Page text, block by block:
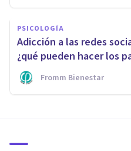
PSICOLOGÍA
Adicción a las redes
¿qué pueden hacer los
Fromm Bienestar